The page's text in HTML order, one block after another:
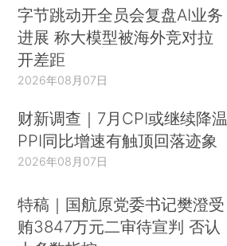
字节跳动开全员会复盘AI业务
进展 称大模型被海外竞对拉
开差距
2026年08月07日
财新调查｜7月CPI或继续降温
PPI同比增速有触顶回落迹象
2026年08月07日
特稿｜国航原党委书记樊澄受
贿3847万元二审待宣判 否认